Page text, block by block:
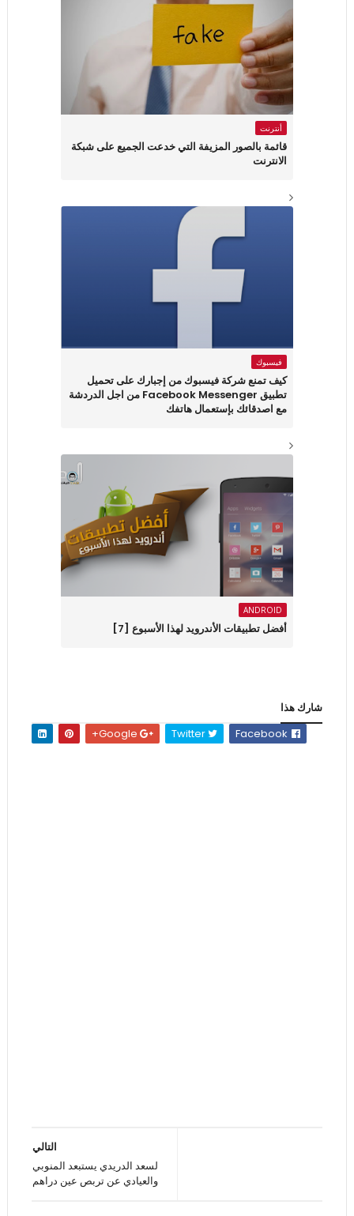
أنترنت
قائمة بالصور المزيفة التي خدعت الجميع على شبكة
الانترنت
فيسبوك
كيف تمنع شركة فيسبوك من إجبارك على تحميل
تطبيق Facebook Messenger من اجل الدردشة
مع اصدقائك بإستعمال هاتفك
ANDROID
أفضل تطبيقات الأندرويد لهذا الأسبوع ‏[7]
شارك هذا
Twitter
التالي
لسعد الدريدي يستبعد المنوبي
والعيادي عن تربص عين دراهم